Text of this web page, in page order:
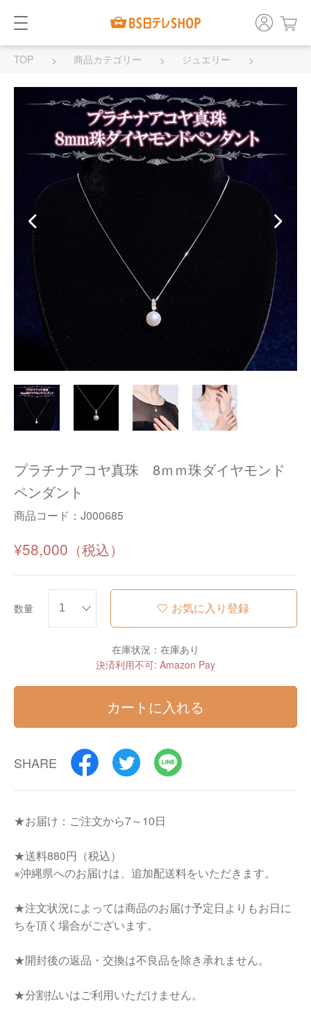
TOP 商品カテゴリー
ジュエリー
ネックレス
プラチナアコヤ真珠 8ｍｍ珠ダイヤモンド
ペンダント
商品コード： J000685
¥58,000
数量 お気に入り登録
在庫状況：在庫あり
決済利用不可: Amazon Pay
カートに入れる
SHARE
★お届け：ご注文から7～10日
★送料880円（税込）
※沖縄県へのお届けは、追加配送料をいただきます。
★注文状況によっては商品のお届け予定日よりもお日に
ちを頂く場合がございます。
★開封後の返品・交換は不良品を除き承れません。
★分割払いはご利用いただけません。